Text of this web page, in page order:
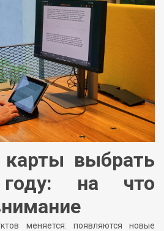
выбрать
на что
меняется: появляются новые